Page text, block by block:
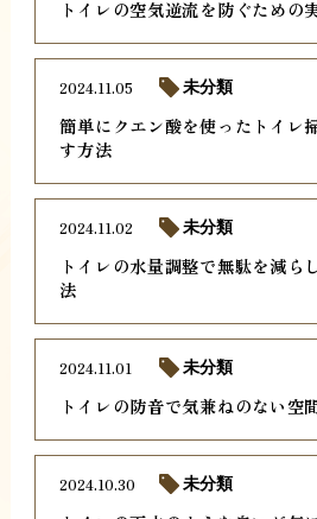
トイレの空気逆流を防ぐための
簡単にクエン酸を使ったトイレ
す方法
2024.11.05 未分類
トイレの水量調整で無駄を減ら
法
2024.11.02 未分類
トイレの防音で気兼ねのない空
2024.11.01 未分類
2024.10.30 未分類